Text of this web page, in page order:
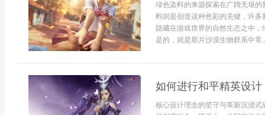
绿色染料的来源探索在广阔无垠
料则是创造这种色彩的关键，许
隐藏在游戏世界的自然生态之中
是的，就是那片沙漠生物群系中常
如何进行和平精英设
核心设计理念的坚守与革新沉浸